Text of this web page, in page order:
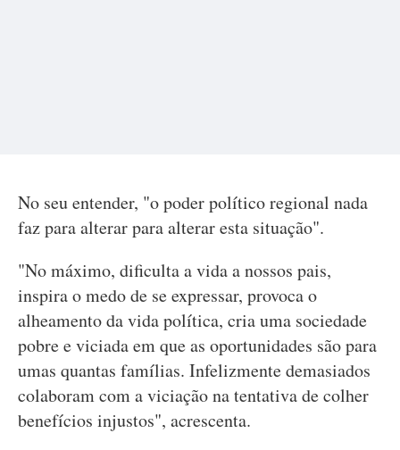
No seu entender, "o poder político regional nada
faz para alterar para alterar esta situação".
"No máximo, dificulta a vida a nossos pais,
inspira o medo de se expressar, provoca o
alheamento da vida política, cria uma sociedade
pobre e viciada em que as oportunidades são para
umas quantas famílias. Infelizmente demasiados
colaboram com a viciação na tentativa de colher
benefícios injustos", acrescenta.